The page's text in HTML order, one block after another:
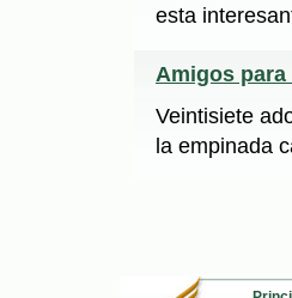
esta
Amigos
Veintisiete
la empinada